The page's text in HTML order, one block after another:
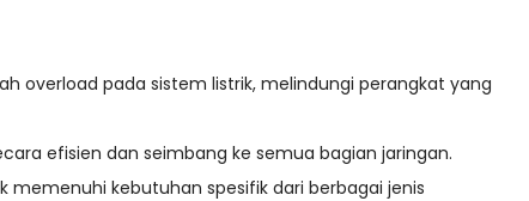
overload pada sistem listrik, melindungi perangkat yang
efisien dan seimbang ke semua bagian jaringan.
memenuhi kebutuhan spesifik dari berbagai jenis